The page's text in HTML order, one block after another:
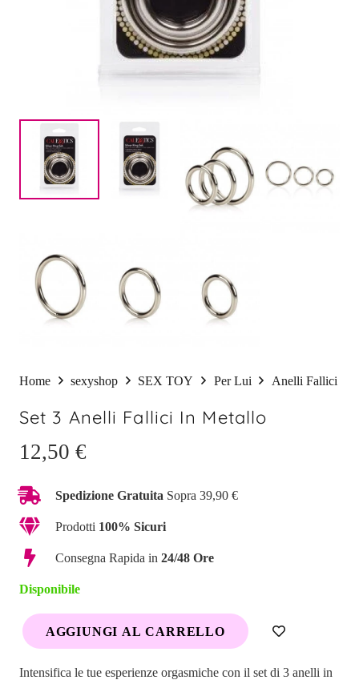
Home sexyshop SEX TOY Per Lui Anelli Fallici
Set 3 Anelli Fallici In Metallo
12,50 €
Spedizione Gratuita Sopra 39,90 €
Prodotti 100% Sicuri
Consegna Rapida in 24/48 Ore
Disponibile
Set
AGGIUNGI AL CARRELLO
Intensifica le tue esperienze orgasmiche con il set di 3 anelli in